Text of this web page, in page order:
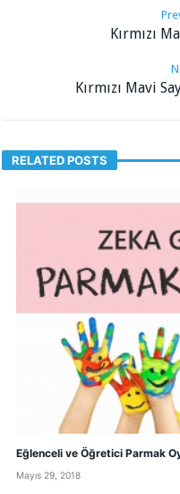
Kırmızı
Kırmızı Mavi
RELATED POSTS
Eğlenceli ve Öğretici Parmak
Mayıs 29, 2018